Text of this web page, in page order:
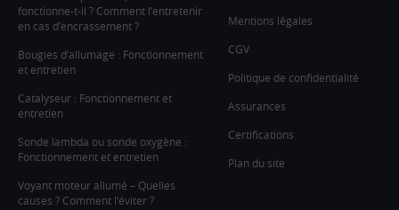
fonctionne-t-il ? Comment l’entretenir
en cas d’encrassement ?
Bougies d’allumage : Fonctionnement
et entretien
Catalyseur : Fonctionnement et
entretien
Sonde lambda ou sonde oxygène :
Fonctionnement et entretien
Voyant moteur allumé – Quelles
causes ? Comment l’éviter ?
Mentions légales
CGV
Politique de confidentialité
Assurances
Certifications
Plan du site